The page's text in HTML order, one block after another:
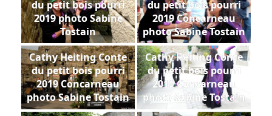
du petit bois pourri
2019 photo Sabine
Tostain
du petit bois pourri
2019 Concarneau
photo Sabine Tostain
Cathy Heiting Conte
du petit bois pourri
2019 Concarneau
photo Sabine Tostain
Cathy Heiting Conte
du petit bois pourri
2019 Concarneau
photo Sabine Tostain